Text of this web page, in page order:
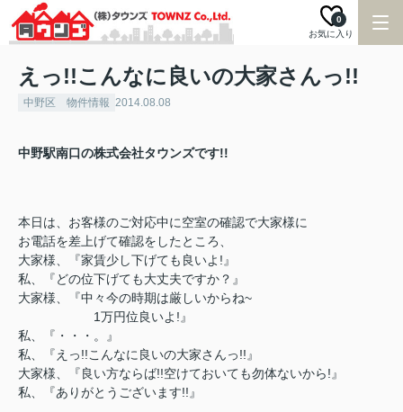
お気に入り
0
えっ!!こんなに良いの大家さんっ!!
中野区 物件情報 2014.08.08
中野駅南口の株式会社タウンズです!!
本日は、お客様のご対応中に空室の確認で大家様に
お電話を差上げて確認をしたところ、
大家様、『家賃少し下げても良いよ!』
私、『どの位下げても大丈夫ですか？』
大家様、『中々今の時期は厳しいからね~
1万円位良いよ!』
私、『・・・。』
私、『えっ!!こんなに良いの大家さんっ!!』
大家様、『良い方ならば!!空けておいても勿体ないから!』
私、『ありがとうございます!!』